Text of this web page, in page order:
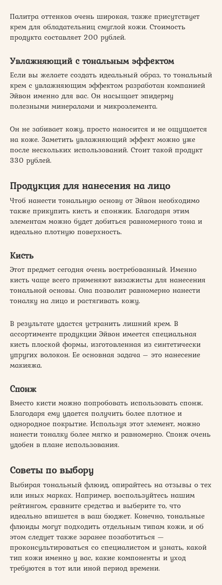
Палитра оттенков очень широкая, также присутствует
крем для обладательниц смуглой кожи. Стоимость
продукта составляет 200 рублей.
Увлажняющий с тональным эффектом
Если вы желаете создать идеальный образ, то тональный
крем с увлажняющим эффектом разработан компанией
Эйвон именно для вас. Он насыщает эпидерму
полезными минералами и микроэлемента.
Он не забивает кожу, просто наносится и не ощущается
на коже. Заметить увлажняющий эффект можно уже
после нескольких использований. Стоит такой продукт
330 рублей.
Продукция для нанесения на лицо
Чтоб нанести тональную основу от Эйвон необходимо
также прикупить кисть и спонжик. Благодаря этим
элементам можно будет добиться равномерного тона и
идеально плотную поверхность.
Кисть
Этот предмет сегодня очень востребованный. Именно
кисть чаще всего применяют визажисты для нанесения
тональной основы. Она позволит равномерно нанести
тоналку на лицо и растягивать кожу.
В результате удастся устранить лишний крем. В
ассортименте продукции Эйвон имеется специальная
кисть плоской формы, изготовленная из синтетически
упругих волокон. Ее основная задача – это нанесение
макияжа.
Спонж
Вместо кисти можно попробовать использовать спонж.
Благодаря ему удается получить более плотное и
однородное покрытие. Используя этот элемент, можно
нанести тоналку более мягко и равномерно. Спонж очень
удобен в плане использования.
Советы по выбору
Выбирая тональный флюид, опирайтесь на отзывы о тех
или иных марках. Например, воспользуйтесь нашим
рейтингом, сравните средства и выберите то, что
идеально впишется в ваш бюджет. Конечно, тональные
флюиды могут подходить отдельным типам кожи, и об
этом следует также заранее позаботиться —
проконсультироваться со специалистом и узнать, какой
тип кожи именно у вас, какие компоненты и уход
требуются в тот или иной период времени.